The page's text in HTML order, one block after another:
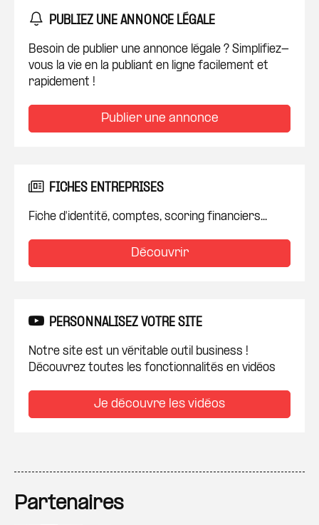
PUBLIEZ UNE ANNONCE LÉGALE
Besoin de publier une annonce légale ? Simplifiez-
vous la vie en la publiant en ligne facilement et
rapidement !
Publier une annonce
FICHES ENTREPRISES
Fiche d'identité, comptes, scoring financiers...
Découvrir
PERSONNALISEZ VOTRE SITE
Notre site est un véritable outil business !
Découvrez toutes les fonctionnalités en vidéos
Je découvre les vidéos
Partenaires